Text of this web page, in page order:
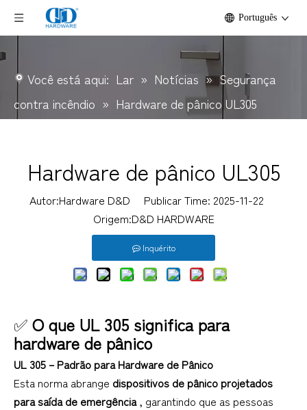
Português
Você está aqui: Lar » Notícias » Segurança
contra incêndio » Hardware de pânico UL305
Hardware de pânico UL305
Autor:Hardware D&D Publicar Time: 2025-11-22
Origem:D&D HARDWARE
Inquérito
✅ O que UL 305 significa para
hardware de pânico
UL 305 – Padrão para Hardware de Pânico
Esta norma abrange dispositivos de pânico projetados
para saída de emergência, garantindo que as pessoas